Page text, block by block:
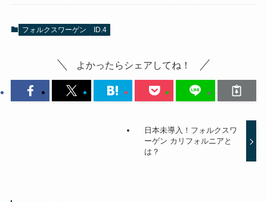
フォルクスワーゲン ID.4
よかったらシェアしてね！
日本未導入！フォルクスワ
ーゲン カリフォルニアと
は？